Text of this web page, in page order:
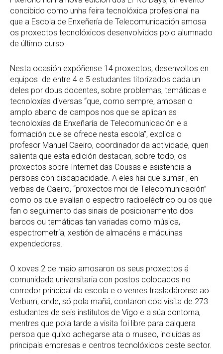
concibido como unha feira tecnolóxica profesional na
que a Escola de Enxeñería de Telecomunicación amosa
os proxectos tecnolóxicos desenvolvidos polo alumnado
de último curso.
Nesta ocasión expóñense 14 proxectos, desenvoltos en
equipos de entre 4 e 5 estudantes titorizados cada un
deles por dous docentes, sobre problemas, temáticas e
tecnoloxías diversas “que, como sempre, amosan o
amplo abano de campos nos que se aplican as
tecnoloxías da Enxeñaría de Telecomunicación e a
formación que se ofrece nesta escola”, explica o
profesor Manuel Caeiro, coordinador da actividade, quen
salienta que esta edición destacan, sobre todo, os
proxectos sobre Internet das Cousas e asistencia a
persoas con discapacidade. A eles hai que sumar , en
verbas de Caeiro, “proxectos moi de Telecomunicación”
como os que avalían o espectro radioeléctrico ou os que
fan o seguimento das sinais de posicionamento dos
barcos ou temáticas tan variadas como música,
espectrometría, xestión de almacéns e máquinas
expendedoras.
O xoves 2 de maio amosaron os seus proxectos á
comunidade universitaria con postos colocados no
corredor principal da escola e o venres trasladáronse ao
Verbum, onde, só pola mañá, contaron coa visita de 273
estudantes de seis institutos de Vigo e a súa contorna,
mentres que pola tarde a visita foi libre para calquera
persoa que quixo achegarse ata o museo, incluídas as
principais empresas e centros tecnolóxicos deste sector.